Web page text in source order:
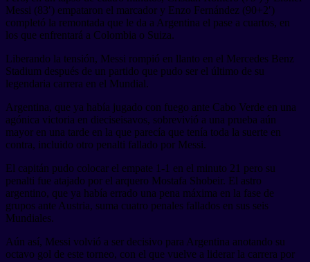
Messi (83′) empataron el marcador y Enzo Fernández (90+2′)
completó la remontada que le da a Argentina el pase a cuartos, en
los que enfrentará a Colombia o Suiza.
Liberando la tensión, Messi rompió en llanto en el Mercedes Benz
Stadium después de un partido que pudo ser el último de su
legendaria carrera en el Mundial.
Argentina, que ya había jugado con fuego ante Cabo Verde en una
agónica victoria en dieciseisavos, sobrevivió a una prueba aún
mayor en una tarde en la que parecía que tenía toda la suerte en
contra, incluido otro penalti fallado por Messi.
El capitán pudo colocar el empate 1-1 en el minuto 21 pero su
penalti fue atajado por el arquero Mostafa Shobeir. El astro
argentino, que ya había errado una pena máxima en la fase de
grupos ante Austria, suma cuatro penales fallados en sus seis
Mundiales.
Aún así, Messi volvió a ser decisivo para Argentina anotando su
octavo gol de este torneo, con el que vuelve a liderar la carrera por